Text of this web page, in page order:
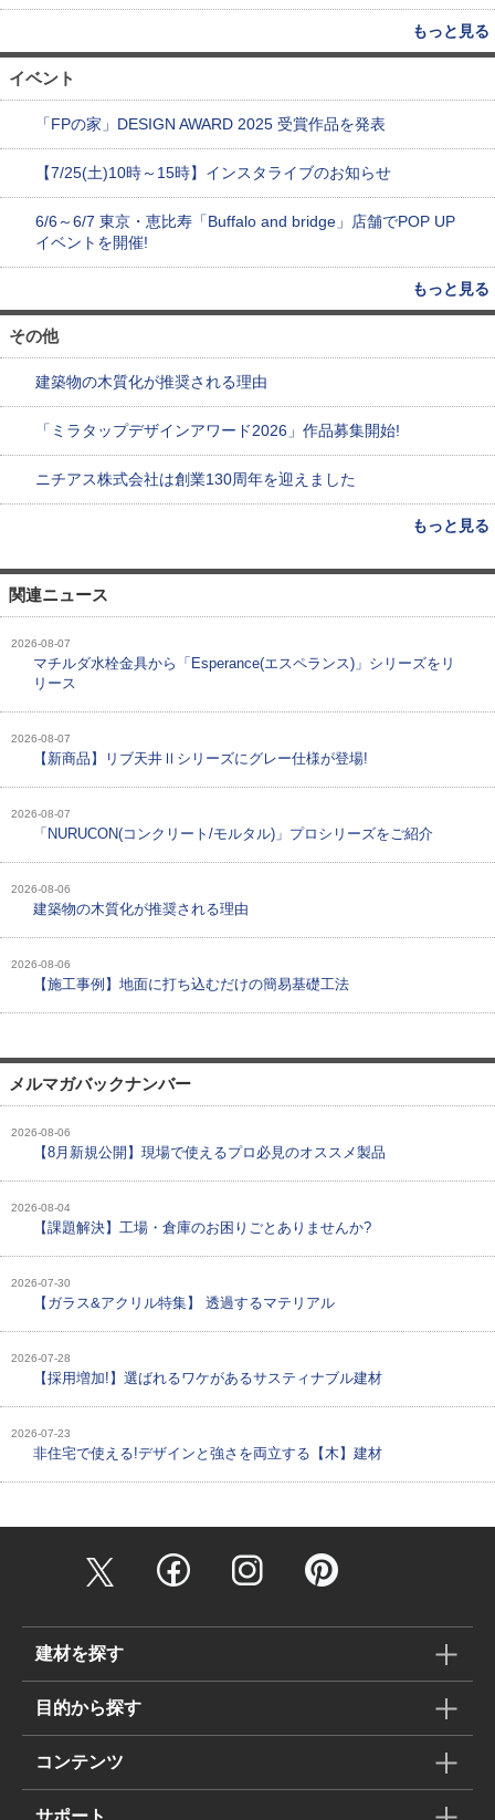
もっと見る
イベント
「FPの家」DESIGN AWARD 2025 受賞作品を発表
【7/25(土)10時～15時】インスタライブのお知らせ
6/6～6/7 東京・恵比寿「Buffalo and bridge」店舗でPOP UP
イベントを開催!
もっと見る
その他
建築物の木質化が推奨される理由
「ミラタップデザインアワード2026」作品募集開始!
ニチアス株式会社は創業130周年を迎えました
もっと見る
関連ニュース
2026-08-07
マチルダ水栓金具から「Esperance(エスペランス)」シリーズをリ
リース
2026-08-07
【新商品】リブ天井Ⅱシリーズにグレー仕様が登場!
2026-08-07
「NURUCON(コンクリート/モルタル)」プロシリーズをご紹介
2026-08-06
建築物の木質化が推奨される理由
2026-08-06
【施工事例】地面に打ち込むだけの簡易基礎工法
メルマガバックナンバー
2026-08-06
【8月新規公開】現場で使えるプロ必見のオススメ製品
2026-08-04
【課題解決】工場・倉庫のお困りごとありませんか?
2026-07-30
【ガラス&アクリル特集】 透過するマテリアル
2026-07-28
【採用増加!】選ばれるワケがあるサスティナブル建材
2026-07-23
非住宅で使える!デザインと強さを両立する【木】建材
建材を探す
目的から探す
コンテンツ
サポート